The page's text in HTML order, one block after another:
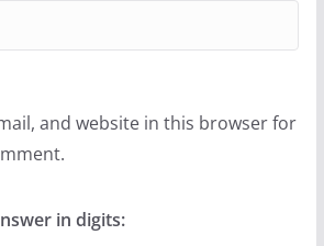
and website in this browser for
in digits: